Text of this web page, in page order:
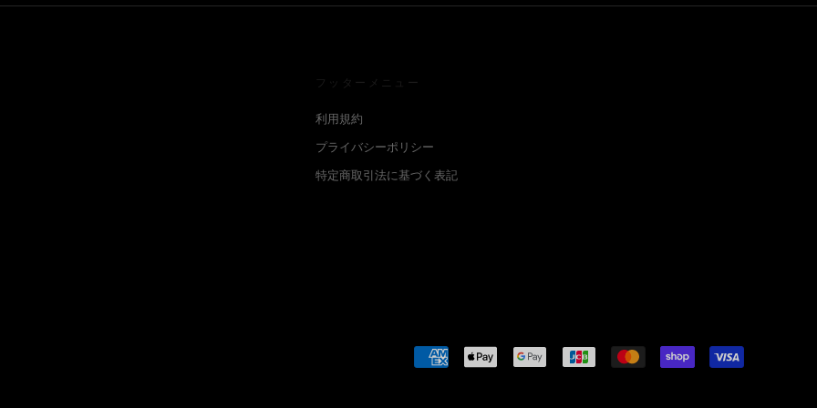
フッターメニュー
利用規約
プライバシーポリシー
特定商取引法に基づく表記